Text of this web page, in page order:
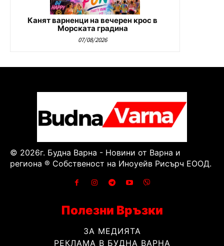
Канят варненци на вечерен крос в
Морската градина
07/08/2026
© 2026г. Будна Варна - Новини от Варна и
региона ® Собственост на Иноуейв Рисърч ЕООД.
Полезни Връзки
ЗА МЕДИЯТА
РЕКЛАМА В БУДНА ВАРНА